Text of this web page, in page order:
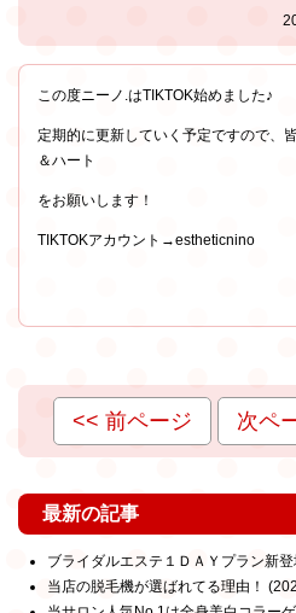
この度ニーノ.はTIKTOK始めました♪
定期的に更新していく予定ですので、
＆ハート
をお願いします！
TIKTOKアカウント→estheticnino
<< 前ページ 次ペ
最新の記事
ブライダルエステ１ＤＡＹプラン新登
当店の脱毛機が選ばれてる理由！